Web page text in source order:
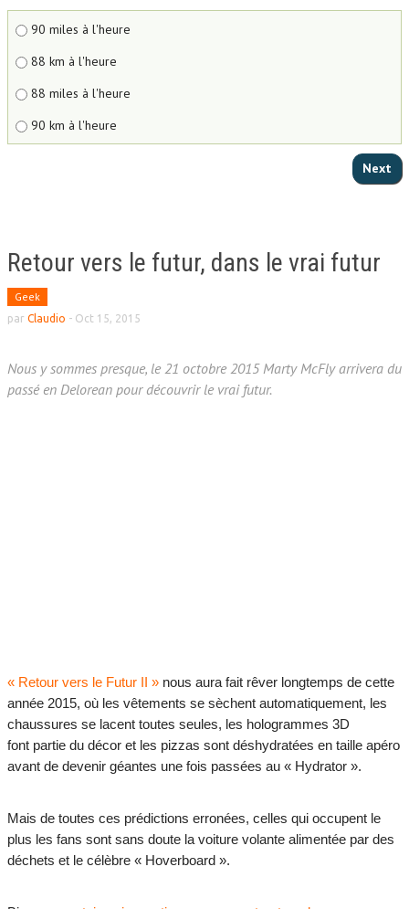
90 miles à l'heure
88 km à l'heure
88 miles à l'heure
90 km à l'heure
Retour vers le futur, dans le vrai futur
Geek
par Claudio - Oct 15, 2015
Nous y sommes presque, le 21 octobre 2015 Marty McFly arrivera du
passé en Delorean pour découvrir le vrai futur.
« Retour vers le Futur II » nous aura fait rêver longtemps de cette
année 2015, où les vêtements se sèchent automatiquement, les
chaussures se lacent toutes seules, les hologrammes 3D
font partie du décor et les pizzas sont déshydratées en taille apéro
avant de devenir géantes une fois passées au « Hydrator ».
Mais de toutes ces prédictions erronées, celles qui occupent le
plus les fans sont sans doute la voiture volante alimentée par des
déchets et le célèbre « Hoverboard ».